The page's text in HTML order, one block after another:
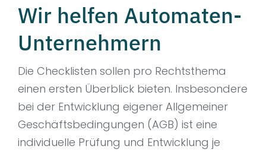
Wir helfen Automaten-
Unternehmern
Die Checklisten sollen pro Rechtsthema
einen ersten Überblick bieten. Insbesondere
bei der Entwicklung eigener Allgemeiner
Geschäftsbedingungen (AGB) ist eine
individuelle Prüfung und Entwicklung je